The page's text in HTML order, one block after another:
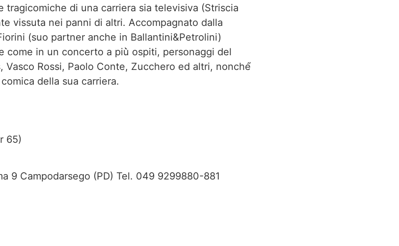
di una carriera sia televisiva (Striscia
vissuta nei panni di altri. Accompagnato dalla
(suo partner anche in Ballantini&Petrolini)
come in un concerto a più̀ ospiti, personaggi del
Vasco Rossi, Paolo Conte, Zucchero ed altri, nonché́
della sua carriera.
65)
9 Campodarsego (PD) Tel. 049 9299880-881